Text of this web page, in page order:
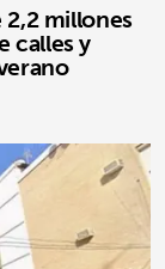
millones
calles y